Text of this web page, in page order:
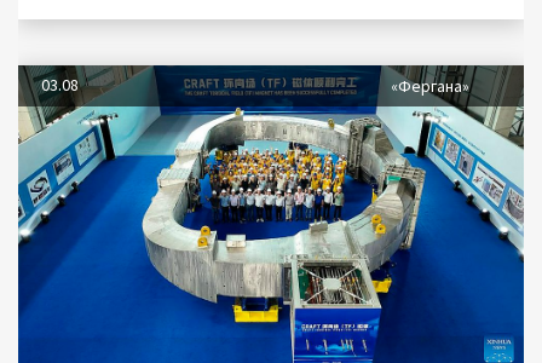
03.08 «Фергана»